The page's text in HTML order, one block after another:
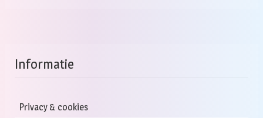
Informatie
Privacy & cookies